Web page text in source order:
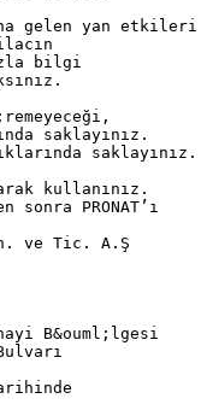
gelen yan etkileri
bilgi
saklayınız.
saklayınız.
kullanınız.
PRONAT’ı
ve Tic. A.Ş
B&ouml;lgesi